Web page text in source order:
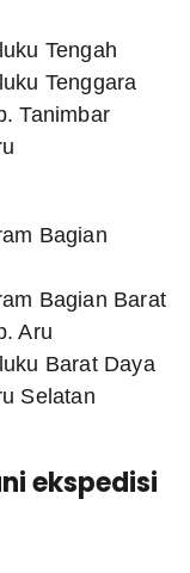
Tengah
Tenggara
Tanimbar
Bagian
Bagian Barat
Aru
Barat Daya
Selatan
ekspedisi